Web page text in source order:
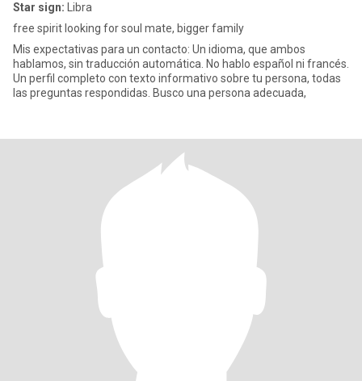
Star sign: Libra
free spirit looking for soul mate, bigger family
Mis expectativas para un contacto: Un idioma, que ambos
hablamos, sin traducción automática. No hablo español ni francés.
Un perfil completo con texto informativo sobre tu persona, todas
las preguntas respondidas. Busco una persona adecuada,